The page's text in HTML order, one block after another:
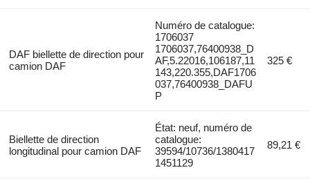
DAF biellette de direction pour
camion DAF
Numéro de catalogue:
1706037
1706037,76400938_D
AF,5.22016,106187,11
143,220.355,DAF1706
037,76400938_DAFU
P
325 €
Biellette de direction
longitudinal pour camion DAF
État: neuf, numéro de
catalogue:
39594/10736/1380417
1451129
89,21 €